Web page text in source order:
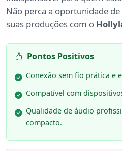
Não perca a oportunidade
suas produções com o
Pontos Positivos
Conexão sem fio prática e
Compatível com
Qualidade de áudio
compacto.